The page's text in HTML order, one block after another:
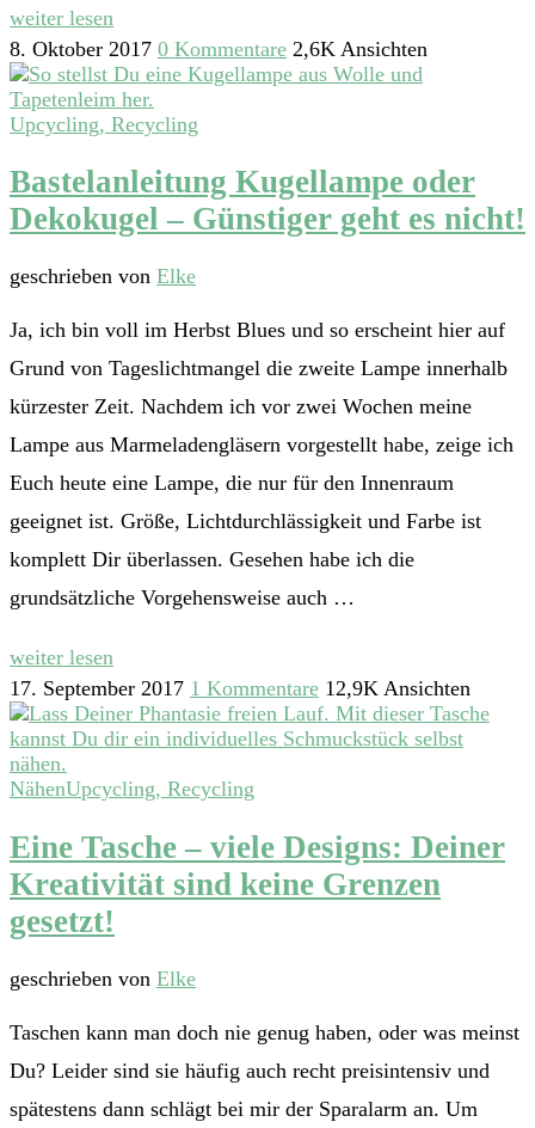
weiter lesen
8. Oktober 2017 0 Kommentare 2,6K Ansichten
Upcycling, Recycling
Bastelanleitung Kugellampe oder
Dekokugel – Günstiger geht es nicht!
geschrieben von Elke
Ja, ich bin voll im Herbst Blues und so erscheint hier auf
Grund von Tageslichtmangel die zweite Lampe innerhalb
kürzester Zeit. Nachdem ich vor zwei Wochen meine
Lampe aus Marmeladengläsern vorgestellt habe, zeige ich
Euch heute eine Lampe, die nur für den Innenraum
geeignet ist. Größe, Lichtdurchlässigkeit und Farbe ist
komplett Dir überlassen. Gesehen habe ich die
grundsätzliche Vorgehensweise auch …
weiter lesen
17. September 2017 1 Kommentare 12,9K Ansichten
NähenUpcycling, Recycling
Eine Tasche – viele Designs: Deiner
Kreativität sind keine Grenzen
gesetzt!
geschrieben von Elke
Taschen kann man doch nie genug haben, oder was meinst
Du? Leider sind sie häufig auch recht preisintensiv und
spätestens dann schlägt bei mir der Sparalarm an. Um